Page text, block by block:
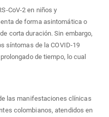
CoV-2 en niños y
de forma asintomática o
corta duración. Sin embargo,
síntomas de la COVID-19
de tiempo, lo cual
las manifestaciones clínicas
colombianos, atendidos en